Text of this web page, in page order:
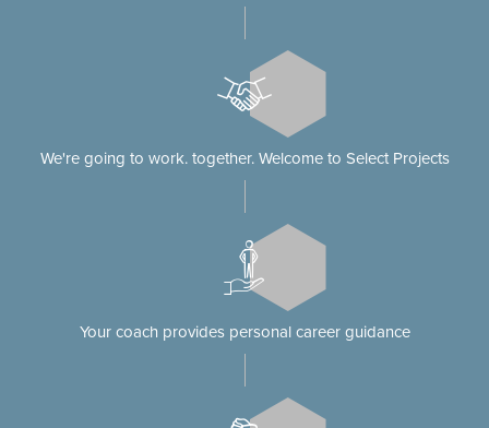
We're going to work. together. Welcome to Select Projects
Your coach provides personal career guidance